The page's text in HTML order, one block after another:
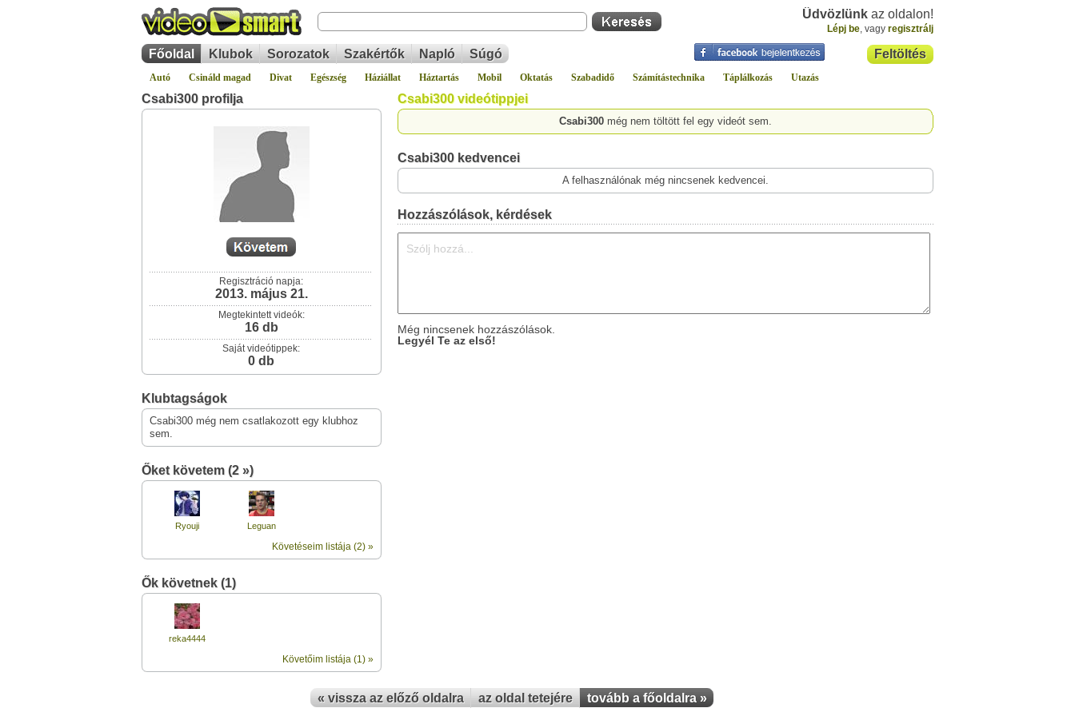
Üdvözlünk az oldalon!
Lépj be, vagy regisztrálj
Feltöltés
Főoldal Klubok Sorozatok Szakértők Napló Súgó
Autó Csináld magad Divat Egészség Háziállat Háztartás Mobil Oktatás Szabadidő Számítástechnika Táplálkozás Utazás
Csabi300 profilja
Regisztráció napja:
2013. május 21.
Megtekintett videók:
16 db
Saját videótippek:
0 db
Klubtagságok
Csabi300 még nem csatlakozott egy klubhoz
sem.
Őket követem (2 »)
Ryouji Leguan
Követéseim listája (2) »
Ők követnek (1)
reka4444
Követőim listája (1) »
Csabi300 videótippjei
Csabi300 még nem töltött fel egy videót sem.
Csabi300 kedvencei
A felhasználónak még nincsenek kedvencei.
Hozzászólások, kérdések
Még nincsenek hozzászólások.
Legyél Te az első!
« vissza az előző oldalra az oldal tetejére tovább a főoldalra »